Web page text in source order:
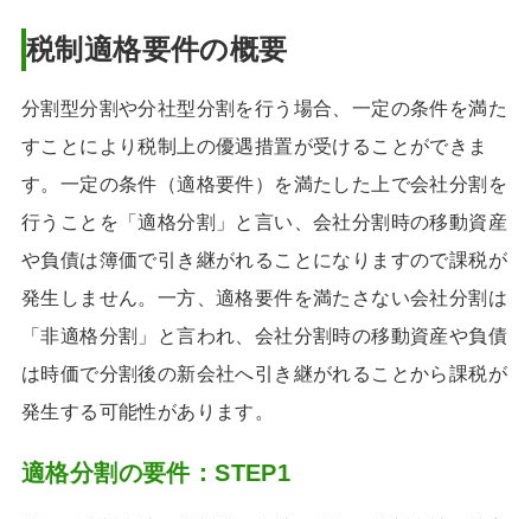
税制適格要件の概要
分割型分割や分社型分割を行う場合、一定の条件を満た
すことにより税制上の優遇措置が受けることができま
す。一定の条件（適格要件）を満たした上で会社分割を
行うことを「適格分割」と言い、会社分割時の移動資産
や負債は簿価で引き継がれることになりますので課税が
発生しません。一方、適格要件を満たさない会社分割は
「非適格分割」と言われ、会社分割時の移動資産や負債
は時価で分割後の新会社へ引き継がれることから課税が
発生する可能性があります。
適格分割の要件：STEP1